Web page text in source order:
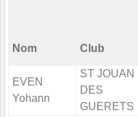
Nom Club
EVEN
Yohann
ST JOUAN
DES
GUERETS